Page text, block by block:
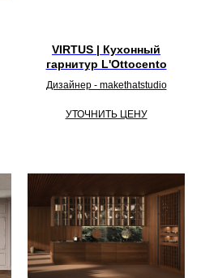
VIRTUS | Кухонный
гарнитур L'Ottocento
Дизайнер - makethatstudio
УТОЧНИТЬ ЦЕНУ